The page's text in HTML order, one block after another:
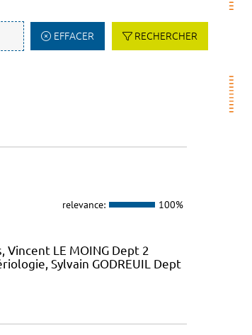
EFFACER RECHERCHER
relevance: 100%
LE MOING Dept 2
Sylvain GODREUIL Dept